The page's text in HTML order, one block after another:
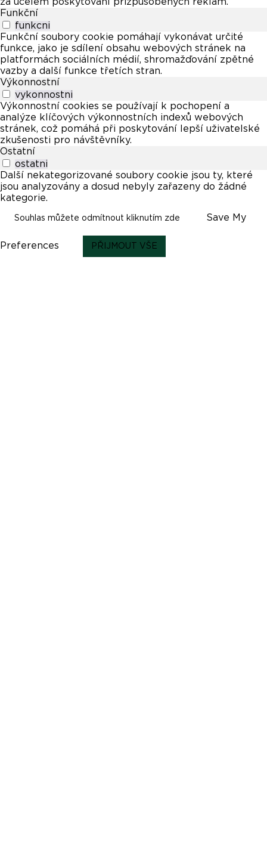
Funkční
funkcni
Funkční soubory cookie pomáhají vykonávat určité
funkce, jako je sdílení obsahu webových stránek na
platformách sociálních médií, shromažďování zpětné
vazby a další funkce třetích stran.
Výkonnostní
vykonnostni
Výkonnostní cookies se používají k pochopení a
analýze klíčových výkonnostních indexů webových
stránek, což pomáhá při poskytování lepší uživatelské
zkušenosti pro návštěvníky.
Ostatní
ostatni
Další nekategorizované soubory cookie jsou ty, které
jsou analyzovány a dosud nebyly zařazeny do žádné
kategorie.
Souhlas můžete odmítnout kliknutím zde Save My
Preferences PŘIJMOUT VŠE